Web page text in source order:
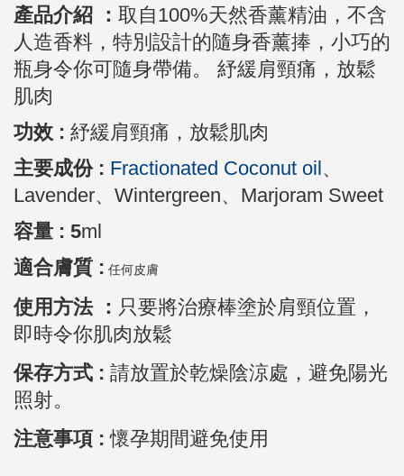
產品介紹 ： 取自100%天然香薰精油，不含
人造香料，特別設計的隨身香薰捧，小巧的
瓶身令你可隨身帶備。
紓緩肩頸痛，放鬆
肌肉
功效 : 紓緩肩頸痛，放鬆肌肉
主要成份 : Fractionated Coconut oil、
Lavender、Wintergreen、Marjoram Sweet
容量 : 5ml
適合膚質 : 任何皮膚
使用方法 ： 只要將治療棒塗於肩頸位置，
即時令你肌肉放鬆
保存方式 : 請放置於乾燥陰涼處，避免陽光
照射。
注意事項 :懷孕期間避免使用